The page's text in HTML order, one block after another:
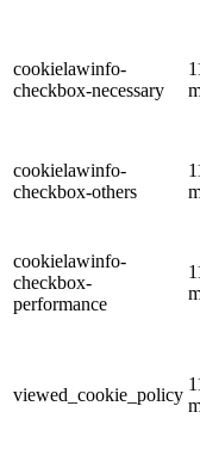
cookielawinfo-
checkbox-necessary
cookielawinfo-
checkbox-others
cookielawinfo-
checkbox-
performance
viewed_cookie_policy